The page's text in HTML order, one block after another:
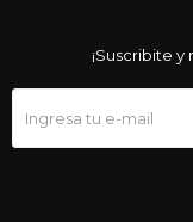
¡Suscribite